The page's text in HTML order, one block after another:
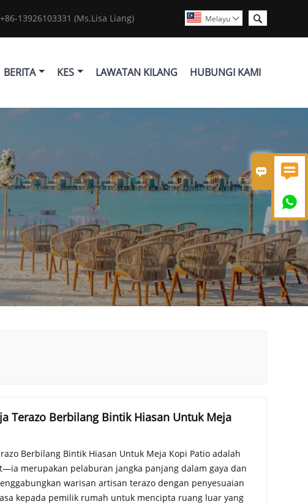
 

13926103331 (Ms.Lisa Liang) 
Melayu 
BERITA KES LAWATAN KILANG HUBUNGI KAMI
Terazo Berbilang Bintik Hiasan Untuk Meja
Berbilang Bintik Hiasan Untuk Meja Kopi Patio adalah
merupakan pelaburan jangka panjang dalam gaya dan
warisan artisan terazo dengan penyesuaian
kepada pemilik rumah untuk mencipta ruang luar yang